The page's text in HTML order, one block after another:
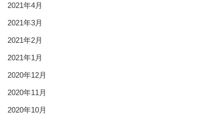
2021年4月
2021年3月
2021年2月
2021年1月
2020年12月
2020年11月
2020年10月